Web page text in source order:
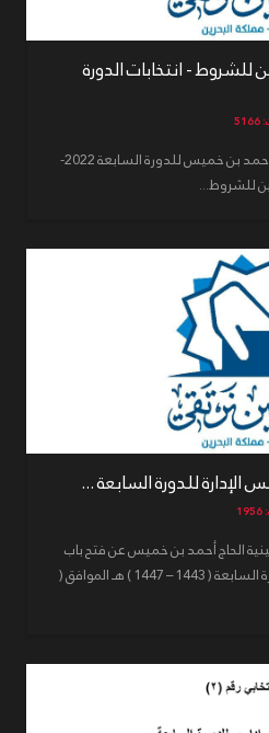
- انتخابات الدورة
انتخابات مجلس إدارة حسينية الحاج أحمد بن خميس للدورة السابعة 2022-
للدورة السابعة ...
الحاج أحمد بن خميس عن فتح باب
الترشح لعضوية مجلس الإدارة للدورة السابعة ( 1443 – 1447 ) هـ الموافق (